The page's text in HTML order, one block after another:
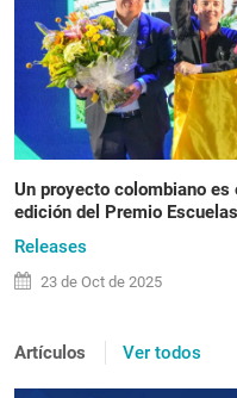
Un proyecto colombiano
edición del Premio
Releases
23 de Oct de 2025
Artículos Ver todos